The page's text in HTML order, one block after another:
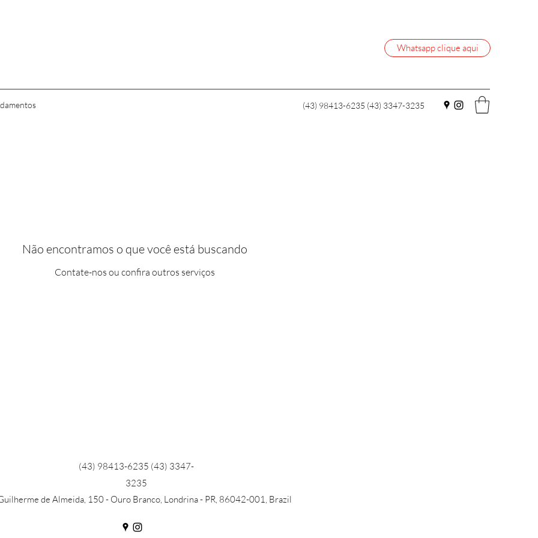
Whatsapp clique aqui
(43) 98413-6235 (43) 3347-3235
Não encontramos o que você está buscando
Contate-nos ou confira outros serviços
(43) 98413-6235 (43) 3347-
3235
de Almeida, 150 - Ouro Branco, Londrina - PR, 86042-001, Brazil